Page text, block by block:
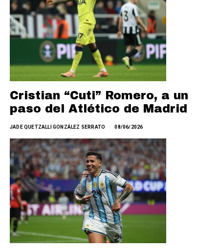
Cristian “Cuti” Romero, a un
paso del Atlético de Madrid
JADE QUETZALLI GONZÁLEZ SERRATO 08/06/2026